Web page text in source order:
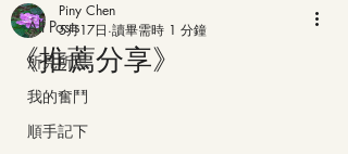
All Posts
所見所思
我的奮鬥
順手記下
《推薦分享》
Piny Chen
5月17日 讀畢需時 1 分鐘